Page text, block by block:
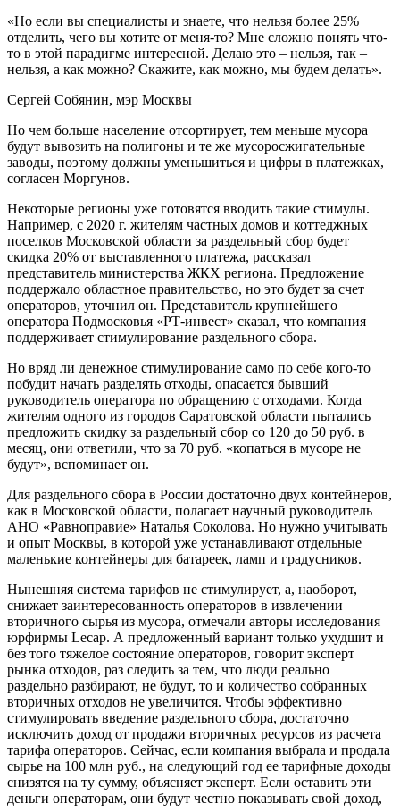
«Но если вы специалисты и знаете, что нельзя более 25%
отделить, чего вы хотите от меня-то? Мне сложно понять что-
то в этой парадигме интересной. Делаю это – нельзя, так –
нельзя, а как можно? Скажите, как можно, мы будем делать».
Сергей Собянин, мэр Москвы
Но чем больше население отсортирует, тем меньше мусора
будут вывозить на полигоны и те же мусоросжигательные
заводы, поэтому должны уменьшиться и цифры в платежках,
согласен Моргунов.
Некоторые регионы уже готовятся вводить такие стимулы.
Например, с 2020 г. жителям частных домов и коттеджных
поселков Московской области за раздельный сбор будет
скидка 20% от выставленного платежа, рассказал
представитель министерства ЖКХ региона. Предложение
поддержало областное правительство, но это будет за счет
операторов, уточнил он. Представитель крупнейшего
оператора Подмосковья «РТ-инвест» сказал, что компания
поддерживает стимулирование раздельного сбора.
Но вряд ли денежное стимулирование само по себе кого-то
побудит начать разделять отходы, опасается бывший
руководитель оператора по обращению с отходами. Когда
жителям одного из городов Саратовской области пытались
предложить скидку за раздельный сбор со 120 до 50 руб. в
месяц, они ответили, что за 70 руб. «копаться в мусоре не
будут», вспоминает он.
Для раздельного сбора в России достаточно двух контейнеров,
как в Московской области, полагает научный руководитель
АНО «Равноправие» Наталья Соколова. Но нужно учитывать
и опыт Москвы, в которой уже устанавливают отдельные
маленькие контейнеры для батареек, ламп и градусников.
Нынешняя система тарифов не стимулирует, а, наоборот,
снижает заинтересованность операторов в извлечении
вторичного сырья из мусора, отмечали авторы исследования
юрфирмы Lecap. А предложенный вариант только ухудшит и
без того тяжелое состояние операторов, говорит эксперт
рынка отходов, раз следить за тем, что люди реально
раздельно разбирают, не будут, то и количество собранных
вторичных отходов не увеличится. Чтобы эффективно
стимулировать введение раздельного сбора, достаточно
исключить доход от продажи вторичных ресурсов из расчета
тарифа операторов. Сейчас, если компания выбрала и продала
сырье на 100 млн руб., на следующий год ее тарифные доходы
снизятся на ту сумму, объясняет эксперт. Если оставить эти
деньги операторам, они будут честно показывать свой доход,